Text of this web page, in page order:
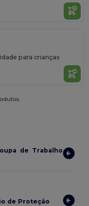
para crianças
de Trabalho
de Proteção